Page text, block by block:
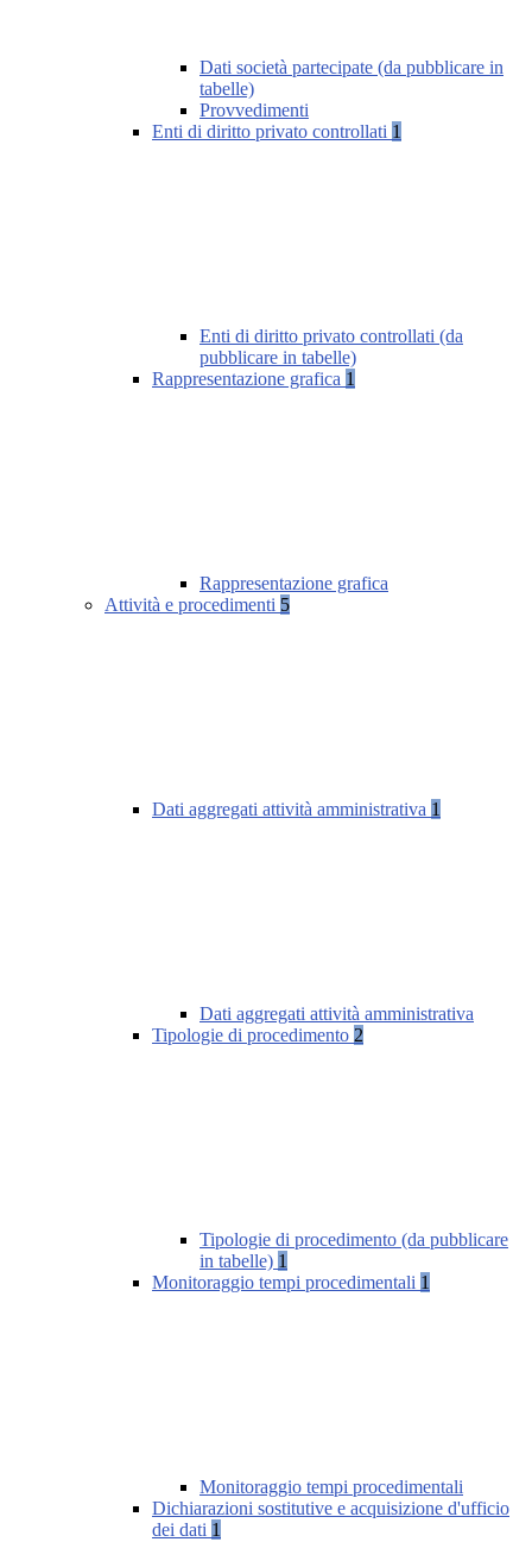
Dati società partecipate (da pubblicare in
tabelle)
Provvedimenti
Enti di diritto privato controllati 1
Enti di diritto privato controllati (da
pubblicare in tabelle)
Rappresentazione grafica 1
Rappresentazione grafica
Attività e procedimenti 5
Dati aggregati attività amministrativa 1
Dati aggregati attività amministrativa
Tipologie di procedimento 2
Tipologie di procedimento (da pubblicare
in tabelle) 1
Monitoraggio tempi procedimentali 1
Monitoraggio tempi procedimentali
Dichiarazioni sostitutive e acquisizione d'ufficio
dei dati 1